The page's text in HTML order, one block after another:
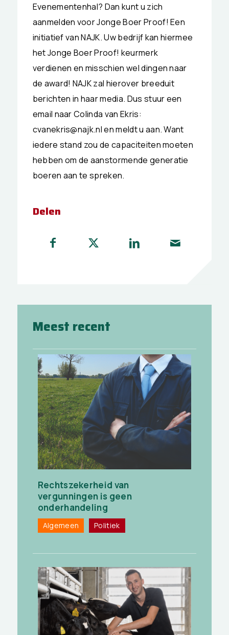
Evenementenhal? Dan kunt u zich
aanmelden voor Jonge Boer Proof! Een
initiatief van NAJK. Uw bedrijf kan hiermee
het Jonge Boer Proof! keurmerk
verdienen en misschien wel dingen naar
de award! NAJK zal hierover breeduit
berichten in haar media. Dus stuur een
email naar Colinda van Ekris:
cvanekris@najk.nl en meldt u aan. Want
iedere stand zou de capaciteiten moeten
hebben om de aanstormende generatie
boeren aan te spreken.
Delen
Meest recent
Rechtszekerheid van
vergunningen is geen
onderhandeling
Algemeen Politiek